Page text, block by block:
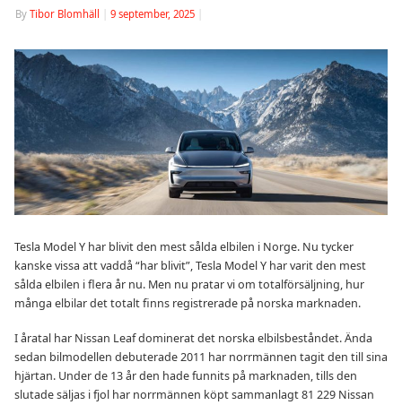
By Tibor Blomhäll 9 september, 2025
Tesla Model Y har blivit den mest sålda elbilen i Norge. Nu tycker
kanske vissa att vaddå “har blivit”, Tesla Model Y har varit den mest
sålda elbilen i flera år nu. Men nu pratar vi om totalförsäljning, hur
många elbilar det totalt finns registrerade på norska marknaden.
I åratal har Nissan Leaf dominerat det norska elbilsbeståndet. Ända
sedan bilmodellen debuterade 2011 har norrmännen tagit den till sina
hjärtan. Under de 13 år den hade funnits på marknaden, tills den
slutade säljas i fjol har norrmännen köpt sammanlagt 81 229 Nissan